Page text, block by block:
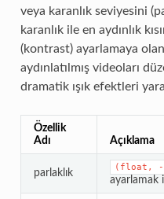
veya karanlık seviyesini
karanlık ile en aydınlık
(kontrast) ayarlamaya
aydınlatılmış videoları
dramatik ışık efektleri
Özellik
Adı
Açıklama
parlaklık (float,
ayarlamak